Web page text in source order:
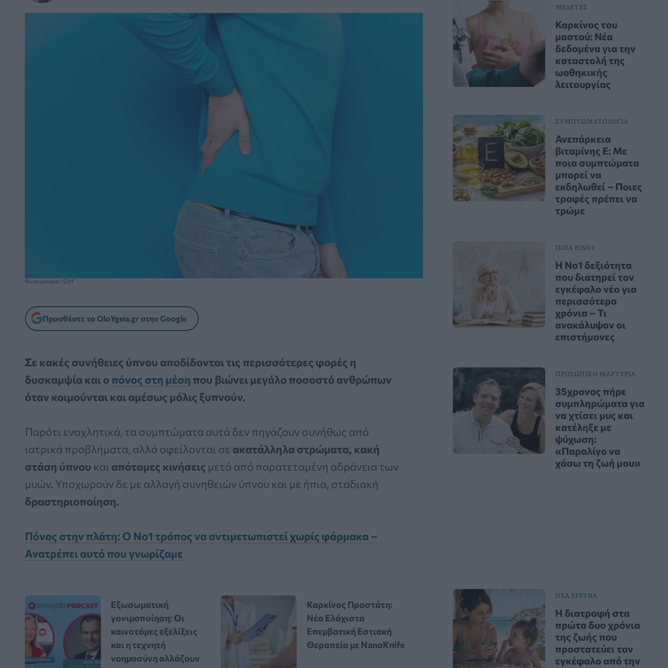
Φωτογραφία: 123rf
Προσθέστε το OloYgeia.gr στην Google
Σε κακές συνήθειες ύπνου αποδίδονται τις περισσότερες φορές η
δυσκαμψία και οπόνος στη μέση που βιώνει μεγάλο ποσοστό ανθρώπων
όταν κοιμούνται και αμέσως μόλις ξυπνούν.
Παρότι ενοχλητικά, τα συμπτώματα αυτά δεν πηγάζουν συνήθως από
ιατρικά προβλήματα, αλλά οφείλονται σε ακατάλληλα στρώματα, κακή
στάση ύπνου και απότομες κινήσεις μετά από παρατεταμένη αδράνεια των
μυών. Υποχωρούν δε με αλλαγή συνηθειών ύπνου και με ήπια, σταδιακή
δραστηριοποίηση.
Πόνος στην πλάτη: Ο Νο1 τρόπος να αντιμετωπιστεί χωρίς φάρμακα –
Ανατρέπει αυτό που γνωρίζαμε
Εξωσωματική
γονιμοποίηση: Οι
καινοτόμες εξελίξεις
και η τεχνητή
νοημοσύνη αλλάζουν
Καρκίνος Προστάτη:
Νέα Ελάχιστα
Επεμβατική Εστιακή
Θεραπεία με NanoKnife
ΜΕΛΕΤΕΣ
Καρκίνος του
μαστού: Νέα
δεδομένα για την
καταστολή της
ωοθηκικής
λειτουργίας
ΣΥΜΠΤΩΜΑΤΟΛΟΓΙΑ
Ανεπάρκεια
βιταμίνης Ε: Με
ποια συμπτώματα
μπορεί να
εκδηλωθεί – Ποιες
τροφές πρέπει να
τρώμε
ΠΟΙΑ ΕΙΝΑΙ;
Η Νο1 δεξιότητα
που διατηρεί τον
εγκέφαλο νέο για
περισσότερα
χρόνια – Τι
ανακάλυψαν οι
επιστήμονες
ΠΡΟΣΩΠΙΚΗ ΜΑΡΤΥΡΙΑ
35χρονος πήρε
συμπληρώματα για
να χτίσει μυς και
κατέληξε με
ψύχωση:
«Παραλίγο να
χάσω τη ζωή μου»
ΝΕΑ ΕΡΕΥΝΑ
Η διατροφή στα
πρώτα δυο χρόνια
της ζωής που
προστατεύει τον
εγκέφαλο από την